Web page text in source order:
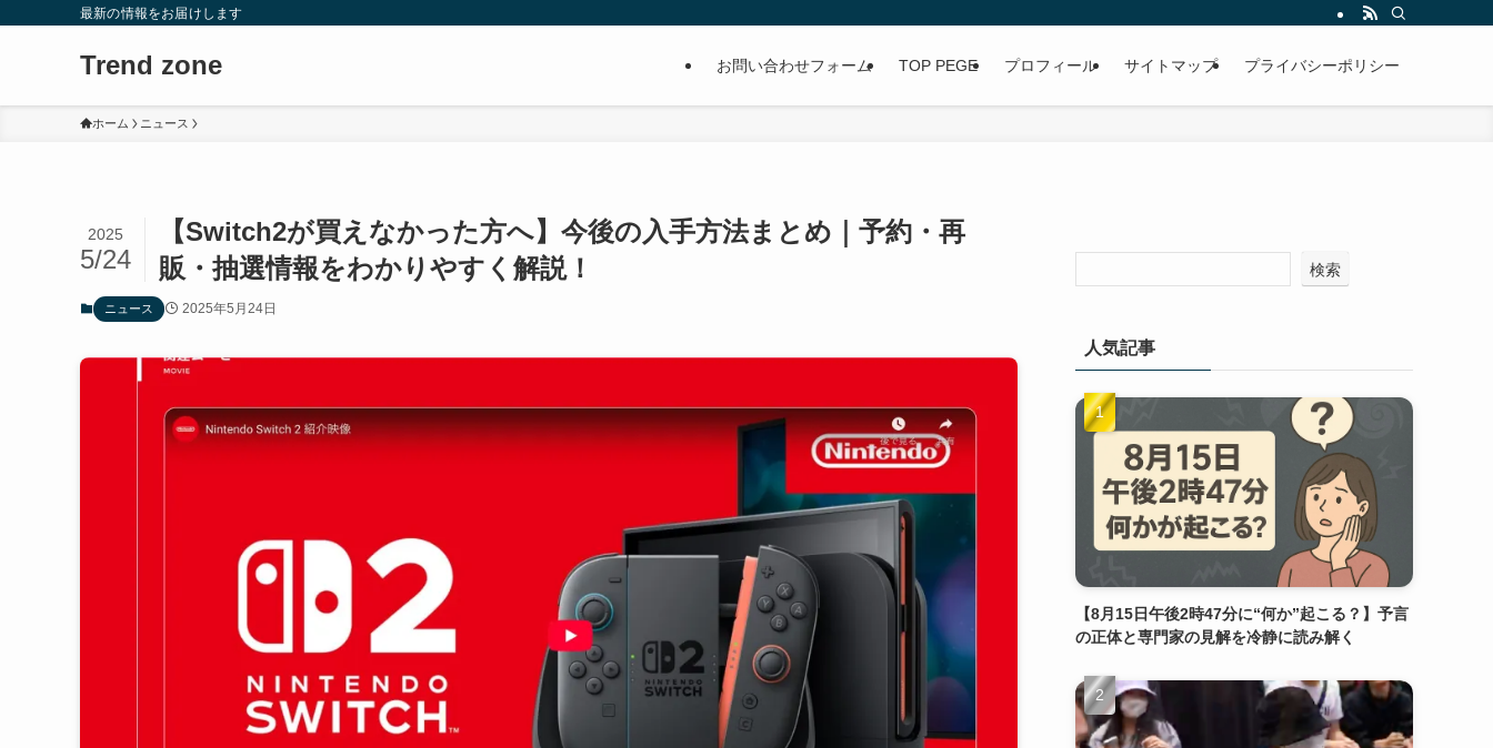
最新の情報をお届けします
Trend zone お問い合わせフォーム TOP PEGE プロフィール サイトマップ プライバシーポリシー
ホーム ニュース
【Switch2が買えなかった方へ】今後の入手方法まとめ｜予約・再
販・抽選情報をわかりやすく解説！
2025
5/24
ニュース 2025年5月24日
検索
人気記事
【8月15日午後2時47分に“何か”起こる？】予言
の正体と専門家の見解を冷静に読み解く